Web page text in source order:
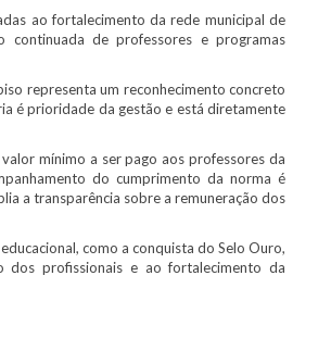
ao fortalecimento da rede municipal de
continuada de professores e programas
representa um reconhecimento concreto
é prioridade da gestão e está diretamente
mínimo a ser pago aos professores da
do cumprimento da norma é
a transparência sobre a remuneração dos
como a conquista do Selo Ouro,
dos profissionais e ao fortalecimento da